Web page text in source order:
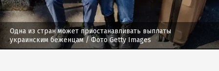
Одна из стран может приостанавливать выплаты
украинским беженцам/ Фото Getty Images